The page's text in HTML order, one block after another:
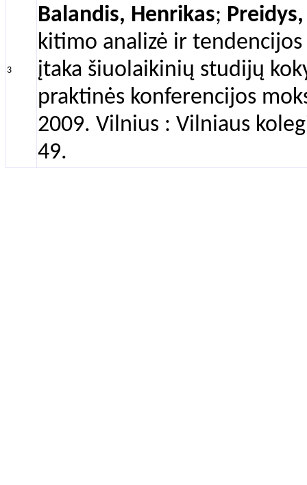
3
Balandis, Henrikas;
kitimo analizė ir
įtaka šiuolaikinių studijų
praktinės konferencijos
2009. Vilnius : Vilniaus
49.